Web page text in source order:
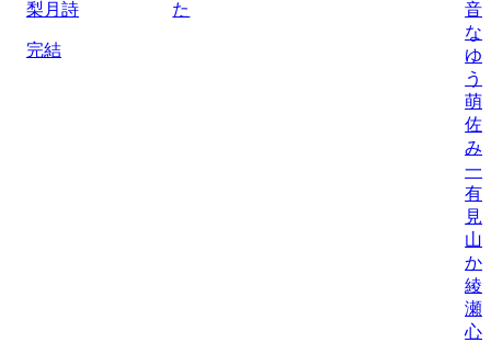
梨月詩
完結
た
音
な
ゆ
う
萌
佐
み
一
有
見
山
か/
綾
瀬
心